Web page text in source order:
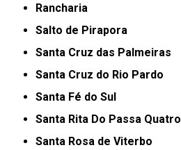
Rancharia
Salto de Pirapora
Santa Cruz das Palmeiras
Santa Cruz do Rio Pardo
Santa Fé do Sul
Santa Rita Do Passa Quatro
Santa Rosa de Viterbo